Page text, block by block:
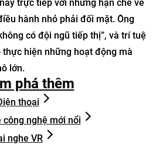
trực tiếp với những hạn chế về
hành nhỏ phải đối mặt. Ông
có đội ngũ tiếp thị”, và trí tuệ
hiện những hoạt động mà
lớn.
phá thêm
thoại
công nghệ mới nổi
nghe VR